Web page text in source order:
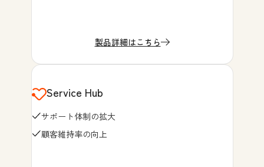
製品詳細はこちら
Service Hub
サポート体制の拡大
顧客維持率の向上